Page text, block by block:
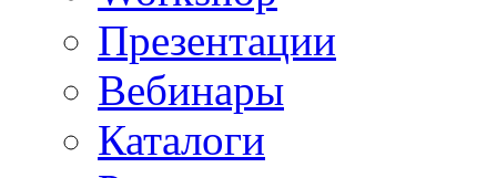
Презентации
Вебинары
Каталоги